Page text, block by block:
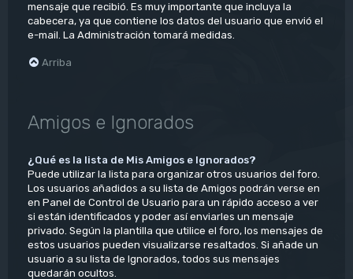
mensaje que recibió. Es muy importante que incluya la
cabecera, ya que contiene los datos del usuario que envió el
e-mail. La Administración tomará medidas.
Arriba
Amigos e Ignorados
¿Qué es la lista de Mis Amigos e Ignorados?
Puede utilizar la lista para organizar otros usuarios del foro.
Los usuarios añadidos a su lista de Amigos podrán verse en
en Panel de Control de Usuario para un rápido acceso a ver
si están identificados y poder así enviarles un mensaje
privado. Según la plantilla que utilice el foro, los mensajes de
estos usuarios pueden visualizarse resaltados. Si añade un
usuario a su lista de Ignorados, todos sus mensajes
quedarán ocultos.